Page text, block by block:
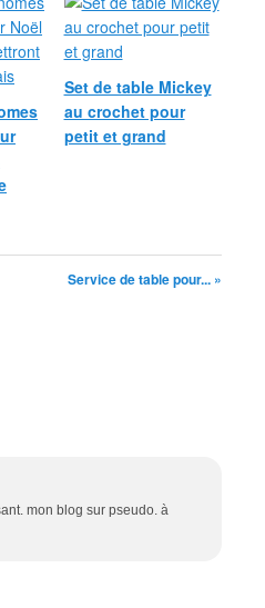
Set de table Mickey
au crochet pour
petit et grand
Service de table pour... »
mon blog sur pseudo. à